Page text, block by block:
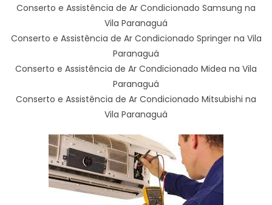
Conserto e Assistência de Ar Condicionado Samsung na
Vila Paranaguá
Conserto e Assistência de Ar Condicionado Springer na Vila
Paranaguá
Conserto e Assistência de Ar Condicionado Midea na Vila
Paranaguá
Conserto e Assistência de Ar Condicionado Mitsubishi na
Vila Paranaguá